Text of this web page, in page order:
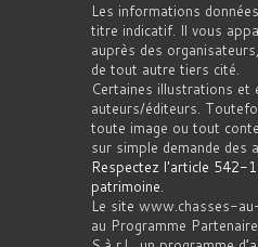
Les informations
titre indicatif. Il vous
auprès des
de tout autre tiers cité.
Certaines illustrations
auteurs/éditeurs.
toute image ou tout
sur simple demande des
Respectez l'article 542-1
patrimoine.
Le site www.chasses-
au Programme